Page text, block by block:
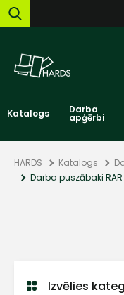
Katalogs Darba
apģērbi
HARDS Katalogs
Darba puszābaki RAR
Izvēlies